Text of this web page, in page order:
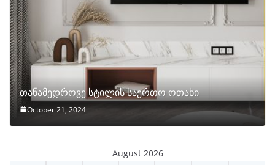
თანამედროვე სტილის საერთო ოთახი
October 21, 2024
August 2026